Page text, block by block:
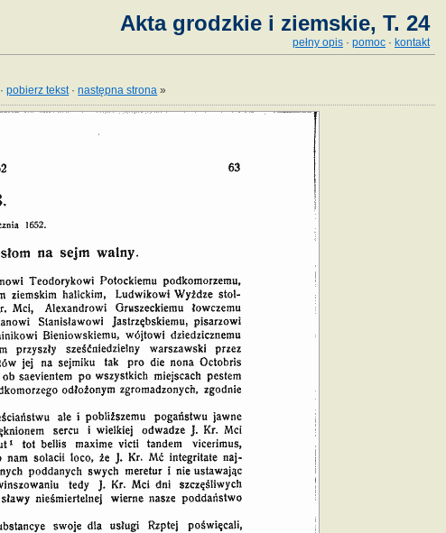
Akta grodzkie i ziemskie, T. 24
pełny opis · pomoc · kontakt
·pobierz tekst·następna strona »